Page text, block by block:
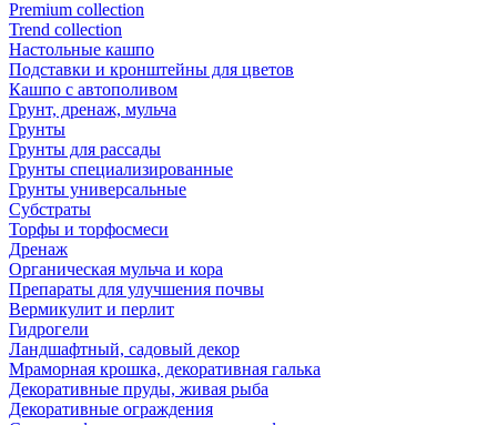
Premium collection
Trend collection
Настольные кашпо
Подставки и кронштейны для цветов
Кашпо с автополивом
Грунт, дренаж, мульча
Грунты
Грунты для рассады
Грунты специализированные
Грунты универсальные
Субстраты
Торфы и торфосмеси
Дренаж
Органическая мульча и кора
Препараты для улучшения почвы
Вермикулит и перлит
Гидрогели
Ландшафтный, садовый декор
Мраморная крошка, декоративная галька
Декоративные пруды, живая рыба
Декоративные ограждения